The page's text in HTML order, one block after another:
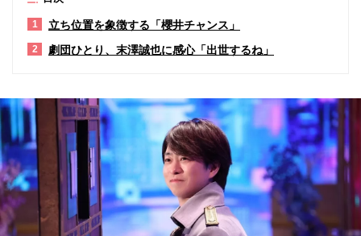
1 立ち位置を象徴する「櫻井チャンス」
2 劇団ひとり、末澤誠也に感心「出世するね」